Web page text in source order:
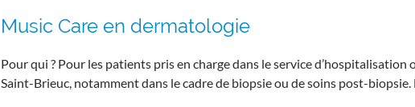
Music Care en dermatologie
Pour qui ? Pour les patients pris en charge dans le service
Saint-Brieuc, notamment dans le cadre de biopsie ou de soins post-